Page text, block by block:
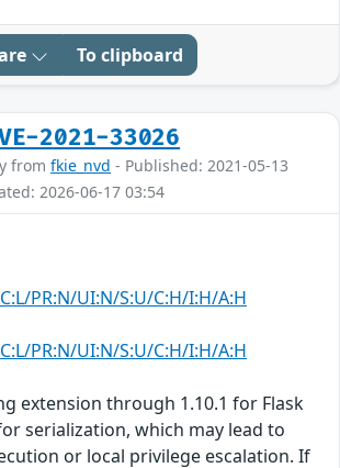
To clipboard
2021-33026
from fkie_nvd - Published: 2021-05-13
2026-06-17 03:54
PR:N/UI:N/S:U/C:H/I:H/A:H
PR:N/UI:N/S:U/C:H/I:H/A:H
extension through 1.10.1 for Flask
serialization, which may lead to
or local privilege escalation. If